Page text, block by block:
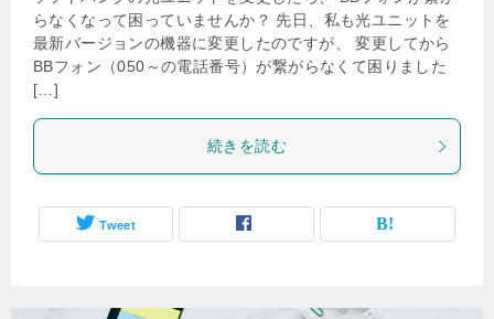
らなくなって困っていませんか？ 先日、私も光ユニットを
最新バージョンの機器に変更したのですが、 変更してから
BBフォン（050～の電話番号）が繋がらなくて困りました
[…]
続きを読む
Tweet